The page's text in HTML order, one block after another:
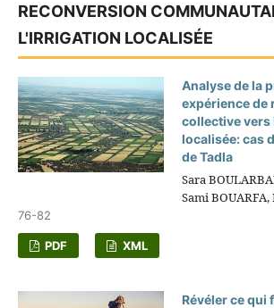
RECONVERSION
L'IRRIGATION LOCALISÉE
Analyse de la
expérience de
collective
localisée: cas
de Tadla
Sara
Sami
76-82
PDF XML
Révéler ce qui